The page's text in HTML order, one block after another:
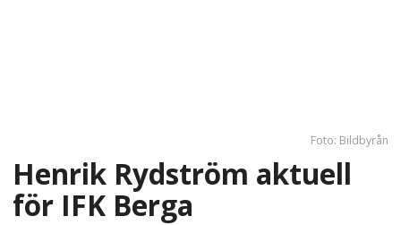
Foto: Bildbyrån
Henrik Rydström aktuell
för IFK Berga